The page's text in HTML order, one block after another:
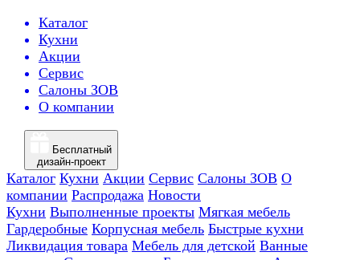
Каталог
Кухни
Акции
Сервис
Салоны ЗОВ
О компании
Бесплатный
дизайн-проект
Каталог Кухни Акции Сервис Салоны ЗОВ О
компании Распродажа Новости
Кухни Выполненные проекты Мягкая мебель
Гардеробные Корпусная мебель Быстрые кухни
Ликвидация товара Мебель для детской Ванные